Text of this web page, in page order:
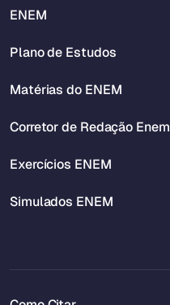
ENEM
Plano de Estudos
Matérias do ENEM
Corretor de Redação Enem
Exercícios ENEM
Simulados ENEM